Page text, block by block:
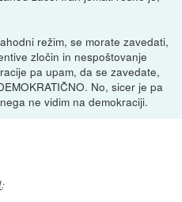
režim, se morate zavedati,
zločin in nespoštovanje
pa upam, da se zavedate,
No, sicer je pa
ne vidim na demokraciji.
: